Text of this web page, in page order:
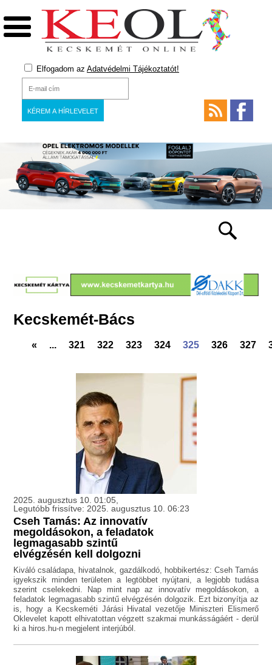
Elfogadom az Adatvédelmi Tájékoztatót!
Kecskemét-Bács
« ... 321 322 323 324 325 326 327
2025. augusztus 10. 01:05,
Legutóbb frissítve: 2025. augusztus 10. 06:23
Cseh Tamás: Az innovatív
megoldásokon, a feladatok
legmagasabb szintű
elvégzésén kell dolgozni
Kiváló családapa, hivatalnok, gazdálkodó, hobbikertész: Cseh Tamás
igyekszik minden területen a legtöbbet nyújtani, a legjobb tudása
szerint cselekedni. Nap mint nap az innovatív megoldásokon, a
feladatok legmagasabb szintű elvégzésén dolgozik. Ezt bizonyítja az
is, hogy a Kecskeméti Járási Hivatal vezetője Miniszteri Elismerő
Oklevelet kapott elhivatottan végzett szakmai munkásságáért - derül
ki a hiros.hu-n megjelent interjúból.